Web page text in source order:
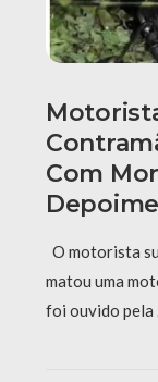
Com
O motorista
matou uma
foi ouvido pela